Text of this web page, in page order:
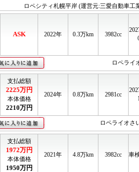
ロペシティ札幌平岸 (運営元:三愛自動車工
ASK 2022年 0.3万km 3982cc
ロペライ
支払総額
2225万円
本体価格
2210万円
2024年 0.8万km 2981cc
ロペライオさ
支払総額
1972万円
本体価格
1950万円
2021年 4.8万km 3982cc 車